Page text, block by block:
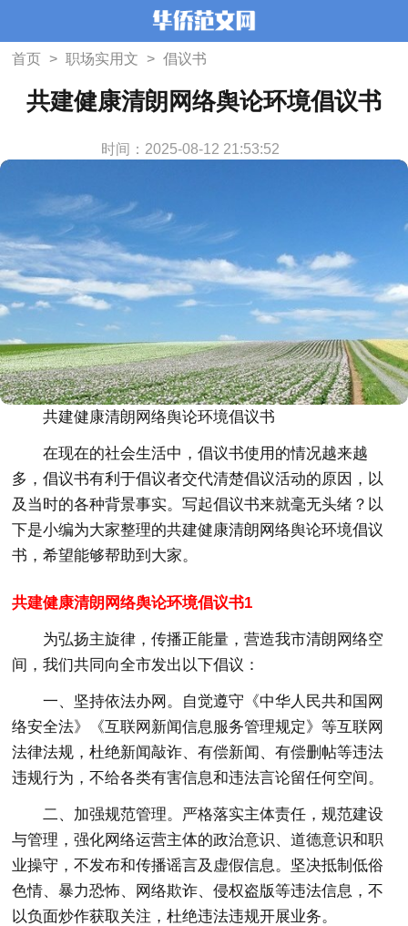
首页 > 职场实用文 > 倡议书
共建健康清朗网络舆论环境倡议书
时间：2025-08-12 21:53:52
共建健康清朗网络舆论环境倡议书
在现在的社会生活中，倡议书使用的情况越来越
多，倡议书有利于倡议者交代清楚倡议活动的原因，以
及当时的各种背景事实。写起倡议书来就毫无头绪？以
下是小编为大家整理的共建健康清朗网络舆论环境倡议
书，希望能够帮助到大家。
共建健康清朗网络舆论环境倡议书1
为弘扬主旋律，传播正能量，营造我市清朗网络空
间，我们共同向全市发出以下倡议：
一、坚持依法办网。自觉遵守《中华人民共和国网
络安全法》《互联网新闻信息服务管理规定》等互联网
法律法规，杜绝新闻敲诈、有偿新闻、有偿删帖等违法
违规行为，不给各类有害信息和违法言论留任何空间。
二、加强规范管理。严格落实主体责任，规范建设
与管理，强化网络运营主体的政治意识、道德意识和职
业操守，不发布和传播谣言及虚假信息。坚决抵制低俗
色情、暴力恐怖、网络欺诈、侵权盗版等违法信息，不
以负面炒作获取关注，杜绝违法违规开展业务。